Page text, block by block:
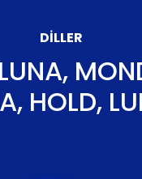
DILLER
HOLD,